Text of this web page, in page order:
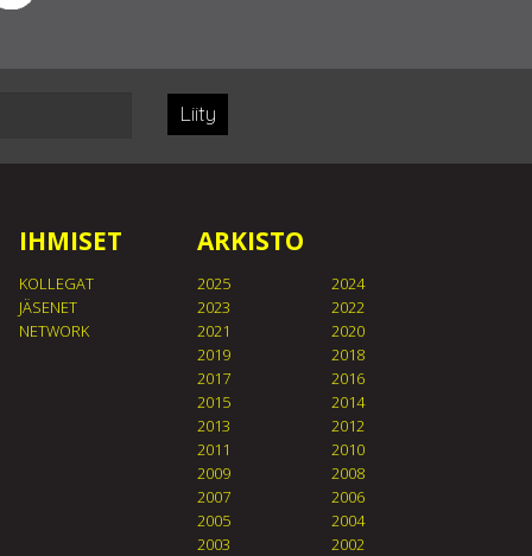
Liity
IHMISET
KOLLEGAT
JÄSENET
NETWORK
ARKISTO
2025
2024
2023
2022
2021
2020
2019
2018
2017
2016
2015
2014
2013
2012
2011
2010
2009
2008
2007
2006
2005
2004
2003
2002